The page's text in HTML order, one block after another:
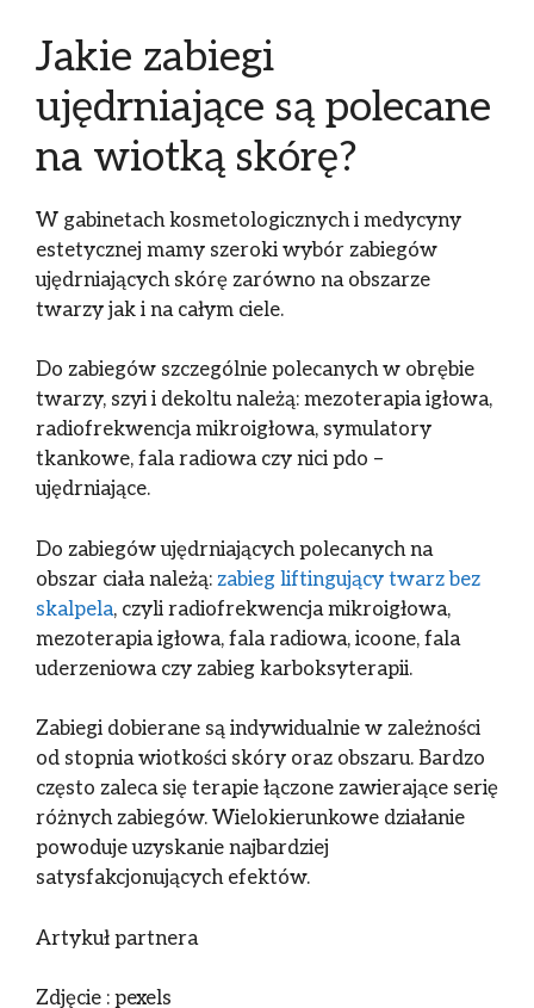
Jakie zabiegi
ujędrniające są polecane
na wiotką skórę?
W gabinetach kosmetologicznych i medycyny
estetycznej mamy szeroki wybór zabiegów
ujędrniających skórę zarówno na obszarze
twarzy jak i na całym ciele.
Do zabiegów szczególnie polecanych w obrębie
twarzy, szyi i dekoltu należą: mezoterapia igłowa,
radiofrekwencja mikroigłowa, symulatory
tkankowe, fala radiowa czy nici pdo –
ujędrniające.
Do zabiegów ujędrniających polecanych na
obszar ciała należą: zabieg liftingujący twarz bez
skalpela, czyli radiofrekwencja mikroigłowa,
mezoterapia igłowa, fala radiowa, icoone, fala
uderzeniowa czy zabieg karboksyterapii.
Zabiegi dobierane są indywidualnie w zależności
od stopnia wiotkości skóry oraz obszaru. Bardzo
często zaleca się terapie łączone zawierające serię
różnych zabiegów. Wielokierunkowe działanie
powoduje uzyskanie najbardziej
satysfakcjonujących efektów.
Artykuł partnera
Zdjęcie : pexels